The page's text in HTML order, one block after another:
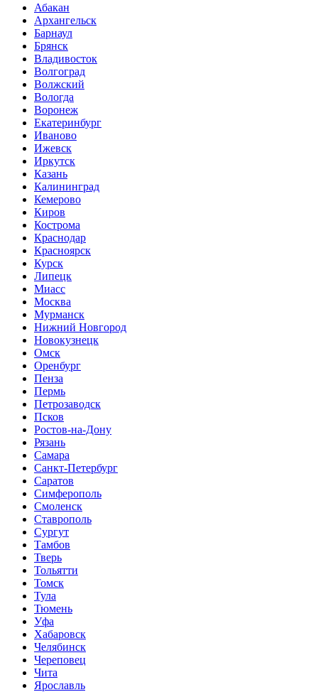
Абакан
Архангельск
Барнаул
Брянск
Владивосток
Волгоград
Волжский
Вологда
Воронеж
Екатеринбург
Иваново
Ижевск
Иркутск
Казань
Калининград
Кемерово
Киров
Кострома
Краснодар
Красноярск
Курск
Липецк
Миасс
Москва
Мурманск
Нижний Новгород
Новокузнецк
Омск
Оренбург
Пенза
Пермь
Петрозаводск
Псков
Ростов-на-Дону
Рязань
Самара
Санкт-Петербург
Саратов
Симферополь
Смоленск
Ставрополь
Сургут
Тамбов
Тверь
Тольятти
Томск
Тула
Тюмень
Уфа
Хабаровск
Челябинск
Череповец
Чита
Ярославль